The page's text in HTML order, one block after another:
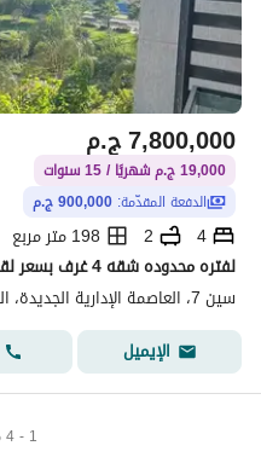
ج.م7,800,000
19,000 ج.م شهريًا / 15 سنوات
الدفعة المقدّمة: 900,000 ج.م
4
2
198 متر مربع
سين 7، العاصمة الإدارية الجديدة، القاهرة
الإيميل
1 - 4 من 4 عقار